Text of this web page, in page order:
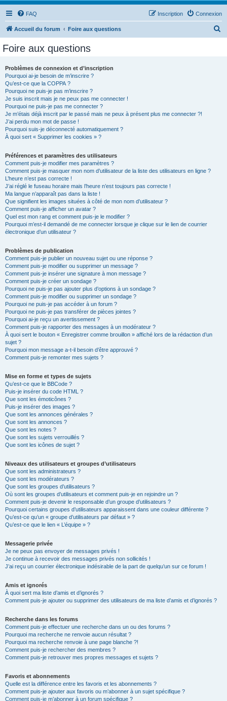
FAQ Connexion
Inscription
Accueil du forum Foire aux questions
Foire aux questions
Problèmes de connexion et d’inscription
Pourquoi ai-je besoin de m’inscrire ?
Qu’est-ce que la COPPA ?
Pourquoi ne puis-je pas m’inscrire ?
Je suis inscrit mais je ne peux pas me connecter !
Pourquoi ne puis-je pas me connecter ?
Je m’étais déjà inscrit par le passé mais ne peux à présent plus me connecter ?!
J’ai perdu mon mot de passe !
Pourquoi suis-je déconnecté automatiquement ?
À quoi sert « Supprimer les cookies » ?
Préférences et paramètres des utilisateurs
Comment puis-je modifier mes paramètres ?
Comment puis-je masquer mon nom d’utilisateur de la liste des utilisateurs en ligne ?
L’heure n’est pas correcte !
J’ai réglé le fuseau horaire mais l’heure n’est toujours pas correcte !
Ma langue n’apparaît pas dans la liste !
Que signifient les images situées à côté de mon nom d’utilisateur ?
Comment puis-je afficher un avatar ?
Quel est mon rang et comment puis-je le modifier ?
Pourquoi m’est-il demandé de me connecter lorsque je clique sur le lien de courrier
électronique d’un utilisateur ?
Problèmes de publication
Comment puis-je publier un nouveau sujet ou une réponse ?
Comment puis-je modifier ou supprimer un message ?
Comment puis-je insérer une signature à mon message ?
Comment puis-je créer un sondage ?
Pourquoi ne puis-je pas ajouter plus d’options à un sondage ?
Comment puis-je modifier ou supprimer un sondage ?
Pourquoi ne puis-je pas accéder à un forum ?
Pourquoi ne puis-je pas transférer de pièces jointes ?
Pourquoi ai-je reçu un avertissement ?
Comment puis-je rapporter des messages à un modérateur ?
À quoi sert le bouton « Enregistrer comme brouillon » affiché lors de la rédaction d’un
sujet ?
Pourquoi mon message a-t-il besoin d’être approuvé ?
Comment puis-je remonter mes sujets ?
Mise en forme et types de sujets
Qu’est-ce que le BBCode ?
Puis-je insérer du code HTML ?
Que sont les émoticônes ?
Puis-je insérer des images ?
Que sont les annonces générales ?
Que sont les annonces ?
Que sont les notes ?
Que sont les sujets verrouillés ?
Que sont les icônes de sujet ?
Niveaux des utilisateurs et groupes d’utilisateurs
Que sont les administrateurs ?
Que sont les modérateurs ?
Que sont les groupes d’utilisateurs ?
Où sont les groupes d’utilisateurs et comment puis-je en rejoindre un ?
Comment puis-je devenir le responsable d’un groupe d’utilisateurs ?
Pourquoi certains groupes d’utilisateurs apparaissent dans une couleur différente ?
Qu’est-ce qu’un « groupe d’utilisateurs par défaut » ?
Qu’est-ce que le lien « L’équipe » ?
Messagerie privée
Je ne peux pas envoyer de messages privés !
Je continue à recevoir des messages privés non sollicités !
J’ai reçu un courrier électronique indésirable de la part de quelqu’un sur ce forum !
Amis et ignorés
À quoi sert ma liste d’amis et d’ignorés ?
Comment puis-je ajouter ou supprimer des utilisateurs de ma liste d’amis et d’ignorés ?
Recherche dans les forums
Comment puis-je effectuer une recherche dans un ou des forums ?
Pourquoi ma recherche ne renvoie aucun résultat ?
Pourquoi ma recherche renvoie à une page blanche ?!
Comment puis-je rechercher des membres ?
Comment puis-je retrouver mes propres messages et sujets ?
Favoris et abonnements
Quelle est la différence entre les favoris et les abonnements ?
Comment puis-je ajouter aux favoris ou m’abonner à un sujet spécifique ?
Comment puis-je m’abonner à un forum spécifique ?